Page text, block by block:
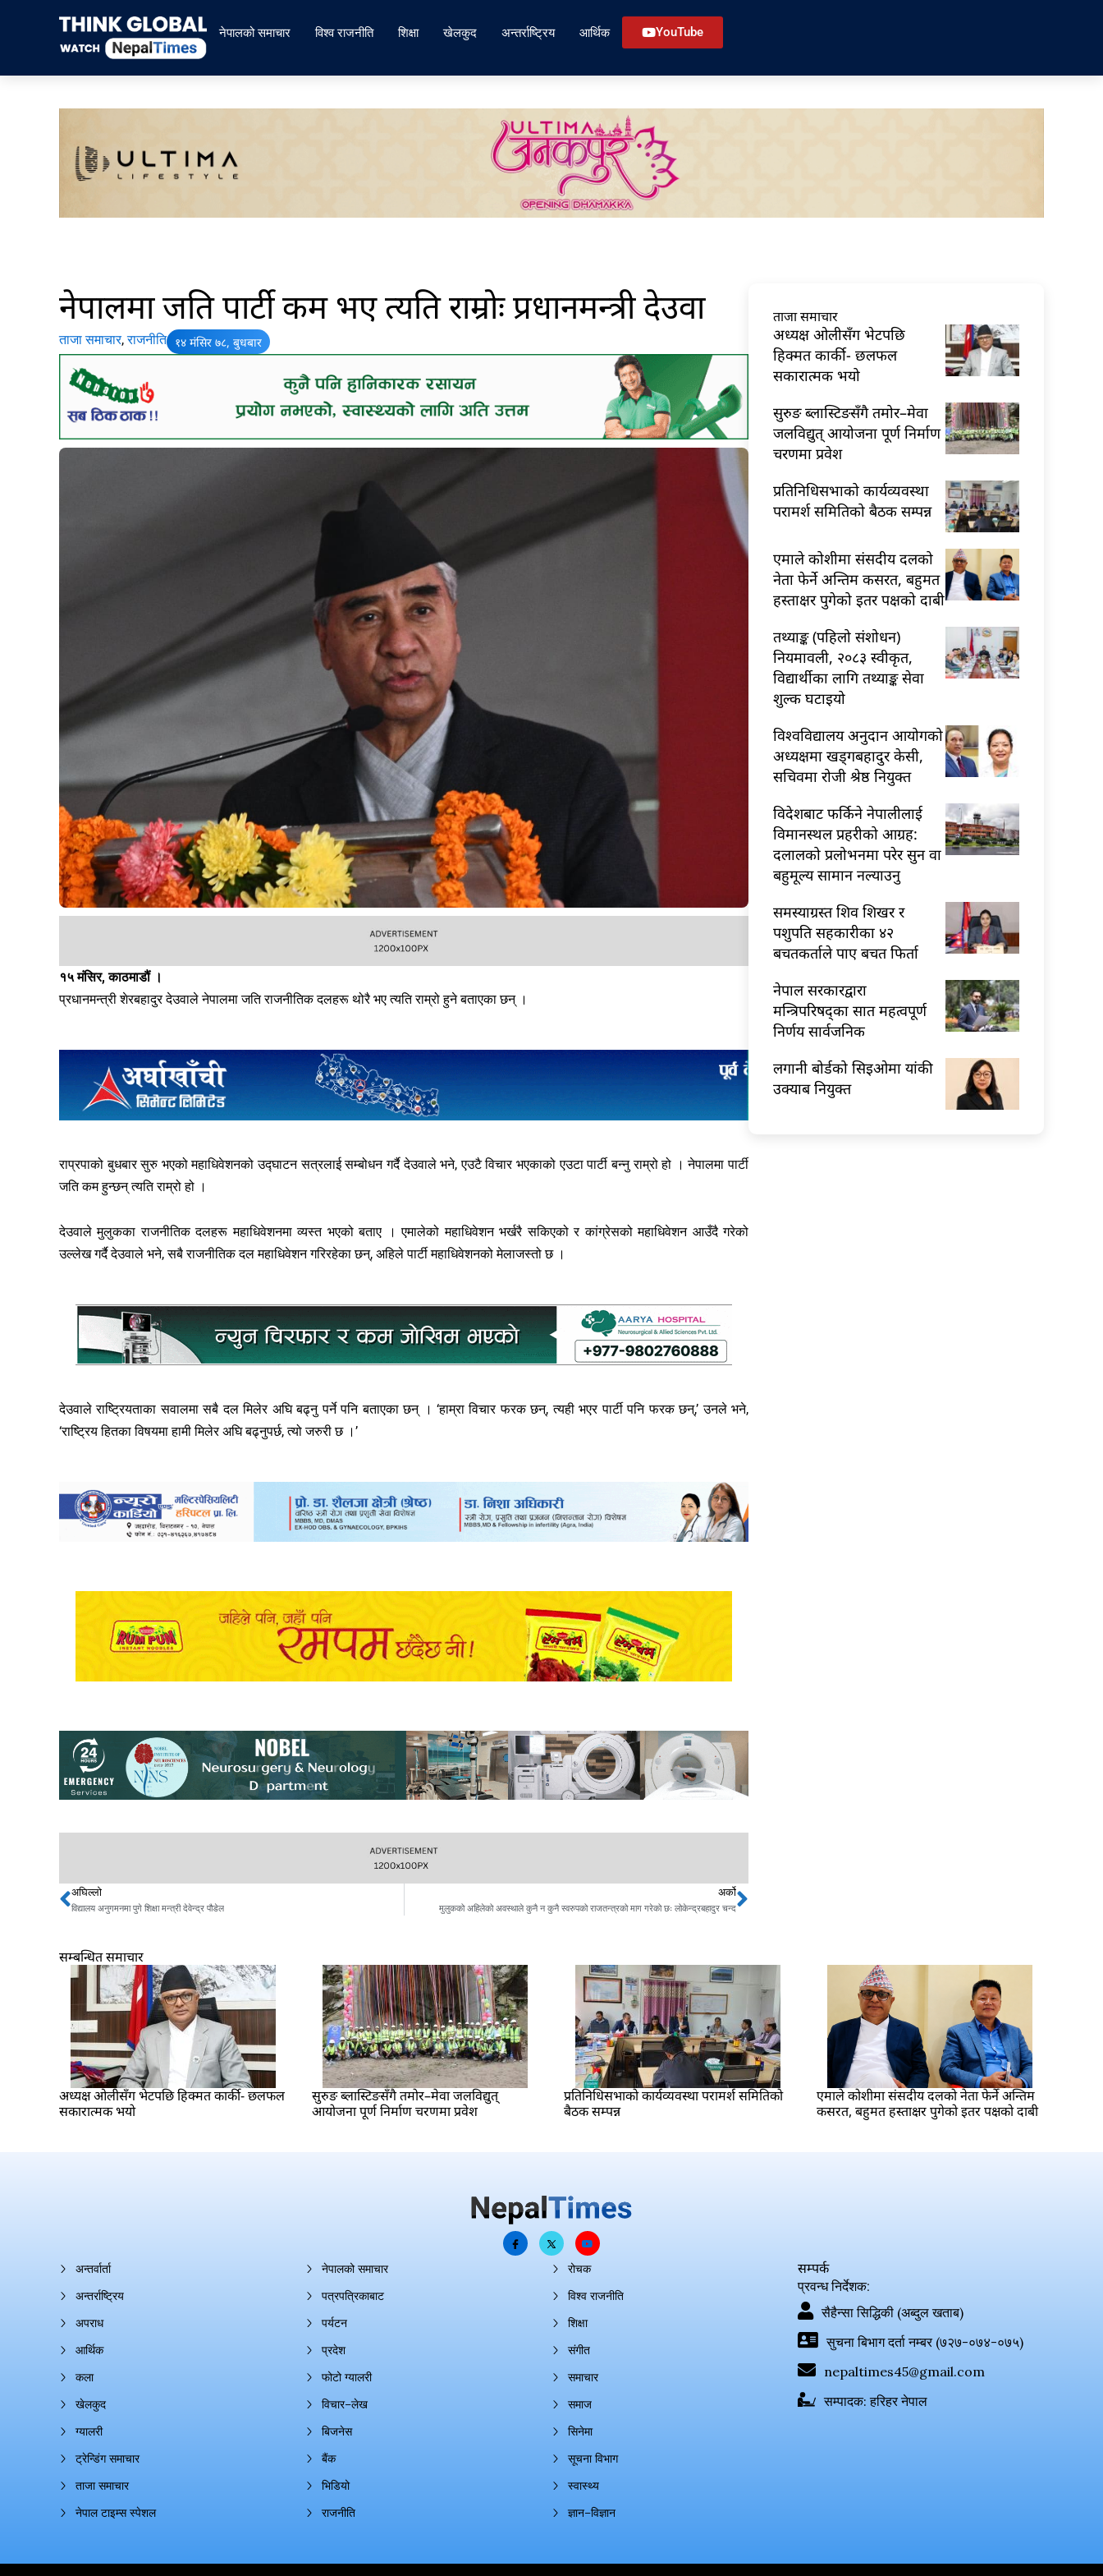
नेपालको समाचार विश्व राजनीति शिक्षा खेलकुद अन्तर्राष्ट्रिय आर्थिक YouTube
नेपालमा जति पार्टी कम भए त्यति राम्रोः प्रधानमन्त्री देउवा
ताजा समाचार,राजनीति १४ मंसिर ७८, बुधबार
१५ मंसिर, काठमाडौं ।
प्रधानमन्त्री शेरबहादुर देउवाले नेपालमा जति राजनीतिक दलहरू थोरै भए त्यति राम्रो हुने बताएका छन् ।
राप्रपाको बुधबार सुरु भएको महाधिवेशनको उद्घाटन सत्रलाई सम्बोधन गर्दै देउवाले भने, एउटै विचार भएकाको एउटा पार्टी बन्नु राम्रो हो । नेपालमा पार्टी
जति कम हुन्छन् त्यति राम्रो हो ।
देउवाले मुलुकका राजनीतिक दलहरू महाधिवेशनमा व्यस्त भएको बताए । एमालेको महाधिवेशन भर्खरै सकिएको र कांग्रेसको महाधिवेशन आउँदै गरेको
उल्लेख गर्दै देउवाले भने, सबै राजनीतिक दल महाधिवेशन गरिरहेका छन्, अहिले पार्टी महाधिवेशनको मेलाजस्तो छ ।
देउवाले राष्ट्रियताका सवालमा सबै दल मिलेर अघि बढ्नु पर्ने पनि बताएका छन् । ‘हाम्रा विचार फरक छन्, त्यही भएर पार्टी पनि फरक छन्,’ उनले भने,
‘राष्ट्रिय हितका विषयमा हामी मिलेर अघि बढ्नुपर्छ, त्यो जरुरी छ ।’
Prev
अघिल्लो
विद्यालय अनुगमनमा पुगे शिक्षा मन्त्री देवेन्द्र पौडेल
अर्को
मुलुकको अहिलेको अवस्थाले कुनै न कुनै स्वरुपको राजतन्त्रको माग गरेको छः लोकेन्द्रबहादुर चन्दNext
ताजा समाचार
अध्यक्ष ओलीसँग भेटपछि
हिक्मत कार्की- छलफल
सकारात्मक भयो
सुरुङ ब्लास्टिङसँगै तमोर–मेवा
जलविद्युत् आयोजना पूर्ण निर्माण
चरणमा प्रवेश
प्रतिनिधिसभाको कार्यव्यवस्था
परामर्श समितिको बैठक सम्पन्न
एमाले कोशीमा संसदीय दलको
नेता फेर्ने अन्तिम कसरत, बहुमत
हस्ताक्षर पुगेको इतर पक्षको दाबी
तथ्याङ्क (पहिलो संशोधन)
नियमावली, २०८३ स्वीकृत,
विद्यार्थीका लागि तथ्याङ्क सेवा
शुल्क घटाइयो
विश्वविद्यालय अनुदान आयोगको
अध्यक्षमा खड्गबहादुर केसी,
सचिवमा रोजी श्रेष्ठ नियुक्त
विदेशबाट फर्किने नेपालीलाई
विमानस्थल प्रहरीको आग्रह:
दलालको प्रलोभनमा परेर सुन वा
बहुमूल्य सामान नल्याउनु
समस्याग्रस्त शिव शिखर र
पशुपति सहकारीका ४२
बचतकर्ताले पाए बचत फिर्ता
नेपाल सरकारद्वारा
मन्त्रिपरिषद्का सात महत्वपूर्ण
निर्णय सार्वजनिक
लगानी बोर्डको सिइओमा यांकी
उक्याब नियुक्त
सम्बन्धित समाचार
अध्यक्ष ओलीसँग भेटपछि हिक्मत कार्की- छलफल
सकारात्मक भयो
सुरुङ ब्लास्टिङसँगै तमोर–मेवा जलविद्युत्
आयोजना पूर्ण निर्माण चरणमा प्रवेश
प्रतिनिधिसभाको कार्यव्यवस्था परामर्श समितिको
बैठक सम्पन्न
एमाले कोशीमा संसदीय दलको नेता फेर्ने अन्तिम
कसरत, बहुमत हस्ताक्षर पुगेको इतर पक्षको दाबी
अन्तर्वार्ता
अन्तर्राष्ट्रिय
अपराध
आर्थिक
कला
खेलकुद
ग्यालरी
ट्रेन्डिंग समाचार
ताजा समाचार
नेपाल टाइम्स स्पेशल
नेपालको समाचार
पत्रपत्रिकाबाट
पर्यटन
प्रदेश
फोटो ग्यालरी
विचार–लेख
बिजनेस
बैंक
भिडियो
राजनीति
रोचक
विश्व राजनीति
शिक्षा
संगीत
समाचार
समाज
सिनेमा
सूचना विभाग
स्वास्थ्य
ज्ञान–विज्ञान
सम्पर्क
प्रवन्ध निर्देशक:
सैहैन्सा सिद्धिकी (अब्दुल खताब)
सुचना बिभाग दर्ता नम्बर (७२७-०७४-०७५)
nepaltimes45@gmail.com
सम्पादक: हरिहर नेपाल